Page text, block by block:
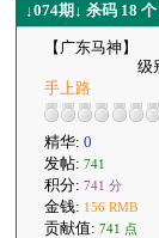
↓074期↓ 杀码 18
【广东马神】
级
手上路
精华:0
发帖:741
积分:741 分
金钱: 156 RMB
贡献值:741 点